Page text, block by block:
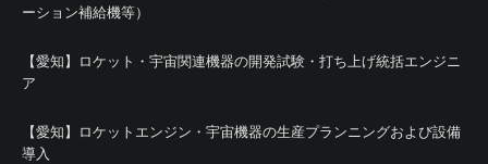
ーション補給機等）
【愛知】ロケット・宇宙関連機器の開発試験・打ち上げ統括エンジニ
ア
【愛知】ロケットエンジン・宇宙機器の生産プランニングおよび設備
導入